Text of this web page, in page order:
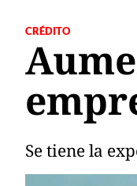
CRÉDITO
Se tiene la